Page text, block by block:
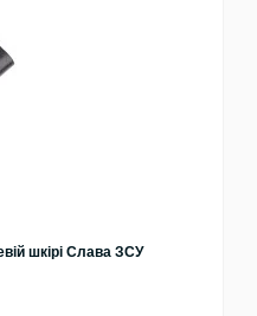
шкірі Слава ЗСУ